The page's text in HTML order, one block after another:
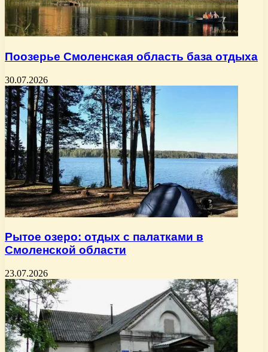
Поозерье Смоленская область база отдыха
30.07.2026
Рытое озеро: отдых с палатками в
Смоленской области
23.07.2026